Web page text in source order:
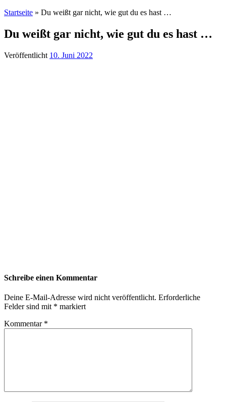
Startseite » Du weißt gar nicht, wie gut du es hast …
Du weißt gar nicht, wie gut du es hast …
Veröffentlicht 10. Juni 2022
Schreibe einen Kommentar
Deine E-Mail-Adresse wird nicht veröffentlicht. Erforderliche
Felder sind mit * markiert
Kommentar *